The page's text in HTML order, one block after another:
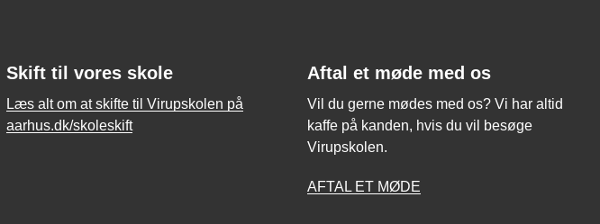
Skift til vores skole
Læs alt om at skifte til Virupskolen på
aarhus.dk/skoleskift
Aftal et møde med os
Vil du gerne mødes med os? Vi har altid
kaffe på kanden, hvis du vil besøge
Virupskolen.
AFTAL ET MØDE